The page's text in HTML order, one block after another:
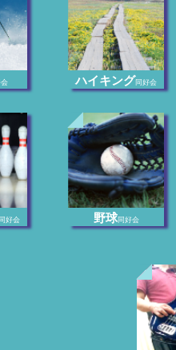
ハイキング 同好会
好会 野球同好会